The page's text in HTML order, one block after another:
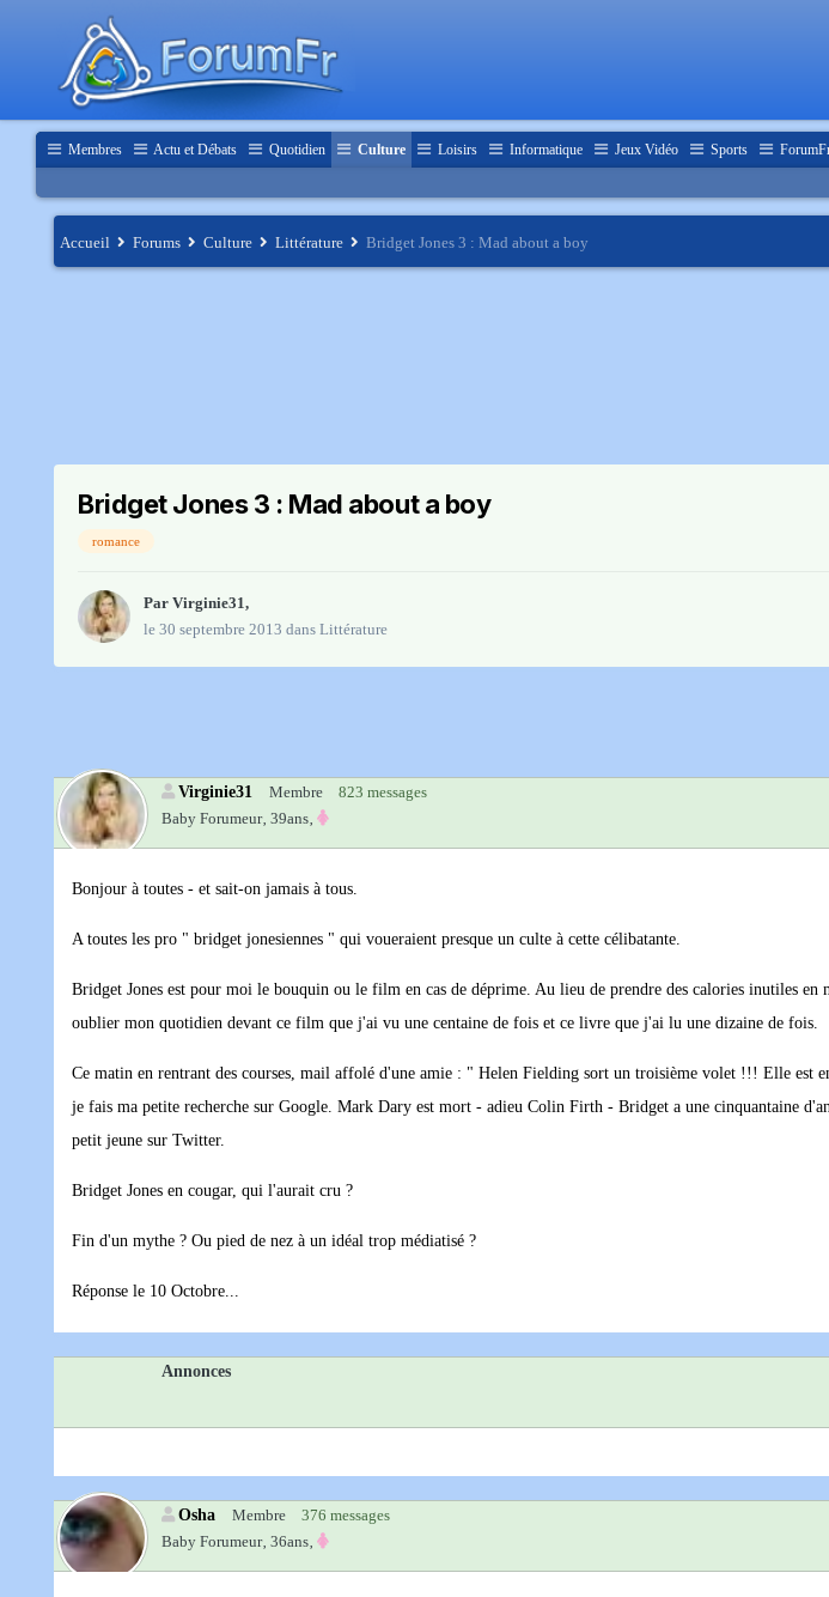
Membres Actu et Débats Quotidien Culture Loisirs Informatique Jeux Vidéo Sports
Accueil Forums Culture Littérature Bridget Jones 3 : Mad about a boy
Bridget Jones 3 : Mad about a boy
romance
Par Virginie31,
le 30 septembre 2013 dans Littérature
Virginie31 Membre
823 messages
Baby Forumeur‚ 39ans‚
Bonjour à toutes - et sait-on jamais à tous.
A toutes les pro " bridget jonesiennes " qui voueraient presque un culte à cette célibatante.
Bridget Jones est pour moi le bouquin ou le film en cas de déprime. Au lieu de prendre des calories inutiles en
oublier mon quotidien devant ce film que j'ai vu une centaine de fois et ce livre que j'ai lu une dizaine de fois.
Ce matin en rentrant des courses, mail affolé d'une amie : " Helen Fielding sort un troisième volet !!! Elle est
je fais ma petite recherche sur Google. Mark Dary est mort - adieu Colin Firth - Bridget a une cinquantaine
petit jeune sur Twitter.
Bridget Jones en cougar, qui l'aurait cru ?
Fin d'un mythe ? Ou pied de nez à un idéal trop médiatisé ?
Réponse le 10 Octobre...
Annonces
Osha Membre
376 messages
Baby Forumeur‚ 36ans‚